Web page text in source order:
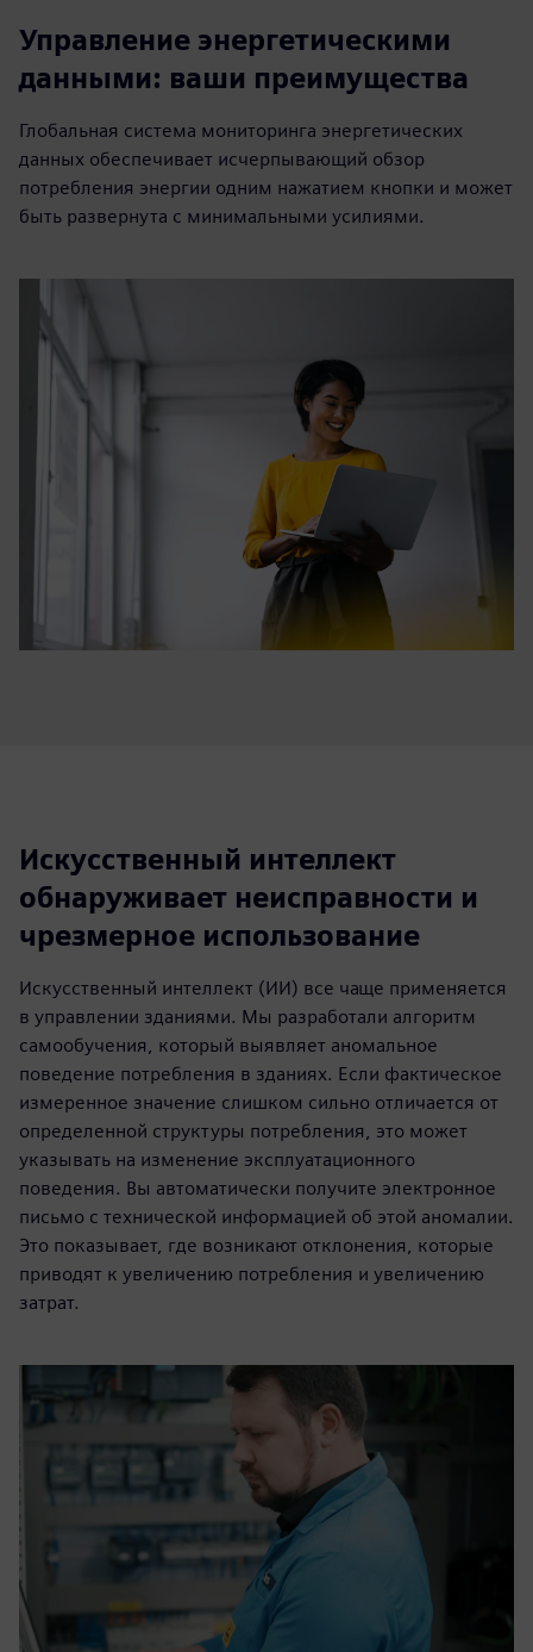
Управление энергетическими
данными: ваши преимущества
Глобальная система мониторинга энергетических
данных обеспечивает исчерпывающий обзор
потребления энергии одним нажатием кнопки и может
быть развернута с минимальными усилиями.
Искусственный интеллект
обнаруживает неисправности и
чрезмерное использование
Искусственный интеллект (ИИ) все чаще применяется
в управлении зданиями. Мы разработали алгоритм
самообучения, который выявляет аномальное
поведение потребления в зданиях. Если фактическое
измеренное значение слишком сильно отличается от
определенной структуры потребления, это может
указывать на изменение эксплуатационного
поведения. Вы автоматически получите электронное
письмо с технической информацией об этой аномалии.
Это показывает, где возникают отклонения, которые
приводят к увеличению потребления и увеличению
затрат.